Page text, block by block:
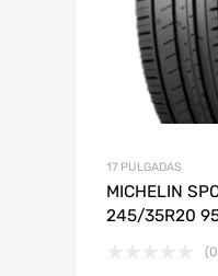
17 PULGADAS
MICHELIN
245/35R20